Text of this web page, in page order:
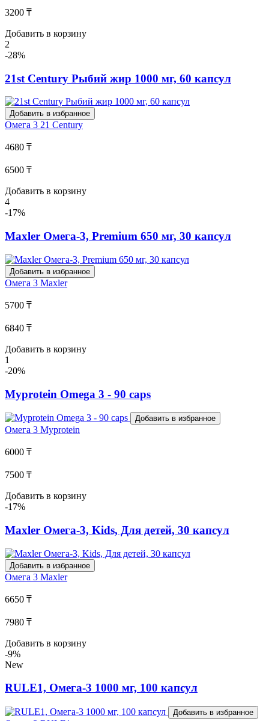
3200 ₸
Добавить в корзину
2
-28%
21st Century Рыбий жир 1000 мг, 60 капсул
Добавить в избранное
Омега 3 21 Century
4680 ₸
6500 ₸
Добавить в корзину
4
-17%
Maxler Омега-3, Premium 650 мг, 30 капсул
Добавить в избранное
Омега 3 Maxler
5700 ₸
6840 ₸
Добавить в корзину
1
-20%
Myprotein Omega 3 - 90 caps
Добавить в избранное
Омега 3 Myprotein
6000 ₸
7500 ₸
Добавить в корзину
-17%
Maxler Омега-3, Kids, Для детей, 30 капсул
Добавить в избранное
Омега 3 Maxler
6650 ₸
7980 ₸
Добавить в корзину
-9%
New
RULE1, Омега-3 1000 мг, 100 капсул
Добавить в избранное